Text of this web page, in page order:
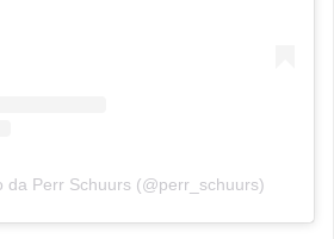
da Perr Schuurs (@perr_schuurs)